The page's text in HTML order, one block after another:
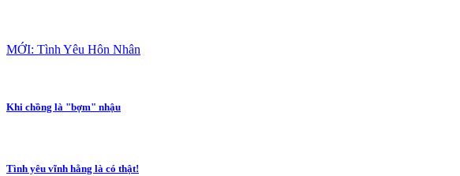
MỚI: Tình Yêu Hôn Nhân
Khi chồng là "bợm" nhậu
Tình yêu vĩnh hằng là có thật!